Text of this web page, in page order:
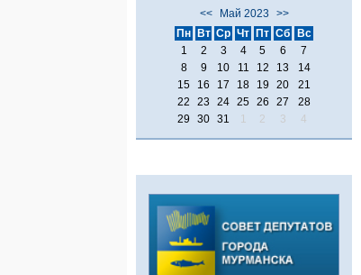
<< Май 2023
>>
Пн
Вт Ср Чт Пт Сб
Вс
1
2 3 4 5 6
7
8
9 10 11 12 13
14
15
16 17 18 19 20
21
22
23 24 25 26 27
28
29
30 31 1 2 3 4